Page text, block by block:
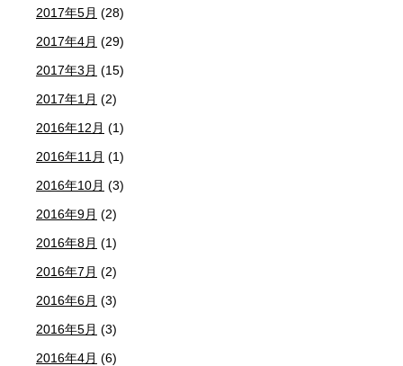
2017年5月 (28)
2017年4月 (29)
2017年3月 (15)
2017年1月 (2)
2016年12月 (1)
2016年11月 (1)
2016年10月 (3)
2016年9月 (2)
2016年8月 (1)
2016年7月 (2)
2016年6月 (3)
2016年5月 (3)
2016年4月 (6)